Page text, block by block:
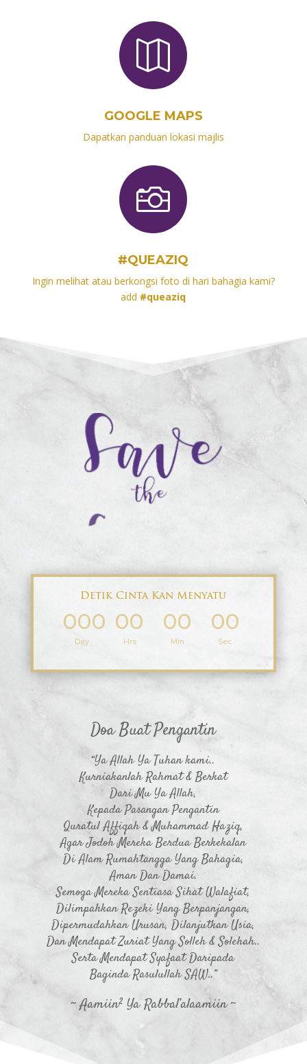

GOOGLE MAPS
Dapatkan panduan lokasi majlis

#QUEAZIQ
Ingin melihat atau berkongsi foto di hari bahagia kami?
add #queaziq
Detik Cinta Kan Menyatu
000
Day
00
Hrs
00
Min
00
Sec
Doa Buat Pengantin
“Ya Allah Ya Tuhan kami..
Kurniakanlah Rahmat & Berkat
Dari Mu Ya Allah,
Kepada Pasangan Pengantin
Quratul Affiqah & Muhammad Haziq,
Agar Jodoh Mereka Berdua Berkekalan
Di Alam Rumahtangga Yang Bahagia,
Aman Dan Damai.
Semoga Mereka Sentiasa Sihat Walafiat,
Dilimpahkan Rezeki Yang Berpanjangan,
Dipermudahkan Urusan, Dilanjutkan Usia,
Dan Mendapat Zuriat Yang Solleh & Solehah..
Serta Mendapat Syafaat Daripada
Baginda Rasulullah SAW..”
~ Aamiin² Ya Rabbal’alaamiin ~